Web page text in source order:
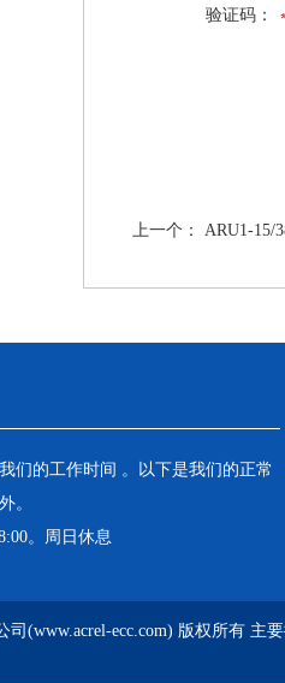
验证码：
上一个： ARU1-15/
们的工作时间 。以下是我们的正常
。
。周日休息
(www.acrel-ecc.com) 版权所有 主